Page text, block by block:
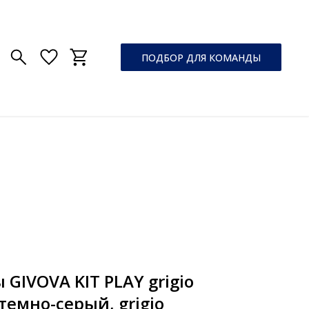
ПОДБОР ДЛЯ КОМАНДЫ
KIT PLAY grigio
серый, grigio